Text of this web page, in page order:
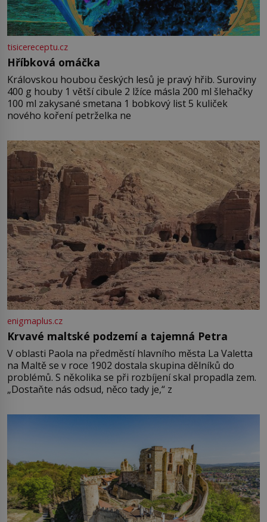
tisicereceptu.cz
Hříbková omáčka
Královskou houbou českých lesů je pravý hřib. Suroviny
400 g houby 1 větší cibule 2 lžíce másla 200 ml šlehačky
100 ml zakysané smetana 1 bobkový list 5 kuliček
nového koření petrželka ne
enigmaplus.cz
Krvavé maltské podzemí a tajemná Petra
V oblasti Paola na předměstí hlavního města La Valetta
na Maltě se v roce 1902 dostala skupina dělníků do
problémů. S několika se při rozbíjení skal propadla zem.
„Dostaňte nás odsud, něco tady je,“ z